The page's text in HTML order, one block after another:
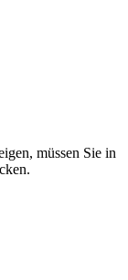
müssen Sie in